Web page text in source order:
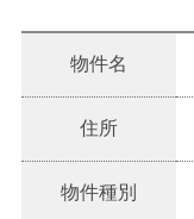
物件名
住所
物件種別